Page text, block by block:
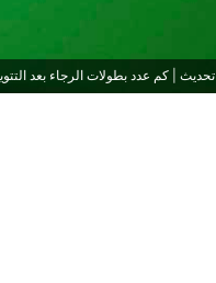
تحديث | كم عدد بطولات الرجاء بعد التتويج